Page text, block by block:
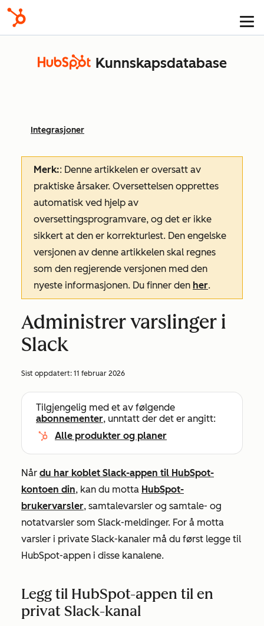
Kunnskapsdatabase
Integrasjoner
Merk:: Denne artikkelen er oversatt av
praktiske årsaker. Oversettelsen opprettes
automatisk ved hjelp av
oversettingsprogramvare, og det er ikke
sikkert at den er korrekturlest. Den engelske
versjonen av denne artikkelen skal regnes
som den regjerende versjonen med den
nyeste informasjonen. Du finner den her.
Administrer varslinger i
Slack
Sist oppdatert: 11 februar 2026
Tilgjengelig med et av følgende
abonnementer, unntatt der det er angitt:
Alle produkter og planer
Når du har koblet Slack-appen til HubSpot-
kontoen din, kan du motta HubSpot-
brukervarsler, samtalevarsler og samtale- og
notatvarsler som Slack-meldinger. For å motta
varsler i private Slack-kanaler må du først legge til
HubSpot-appen i disse kanalene.
Legg til HubSpot-appen til en
privat Slack-kanal